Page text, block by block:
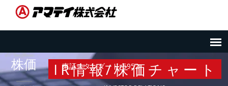
IR情報/株価チャート